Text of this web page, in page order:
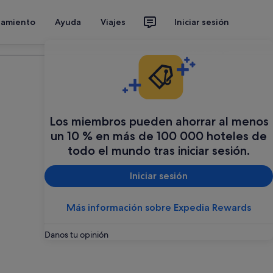
Ayuda Viajes Iniciar sesión
Los miembros pueden ahorrar al menos
un 10 % en más de 100 000 hoteles de
todo el mundo tras iniciar sesión.
Iniciar sesión
Más información sobre Expedia Rewards
Danos tu opinión